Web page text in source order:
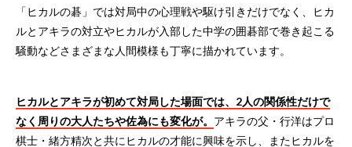
「ヒカルの碁」では対局中の心理戦や駆け引きだけでなく、ヒカ
ルとアキラの対立やヒカルが入部した中学の囲碁部で巻き起こる
騒動などさまざまな人間模様も丁寧に描かれています。
ヒカルとアキラが初めて対局した場面では、2人の関係性だけで
なく周りの大人たちや佐為にも変化が。 アキラの父・行洋はプロ
棋士・緒方精次と共にヒカルの才能に興味を示し、またヒカルを